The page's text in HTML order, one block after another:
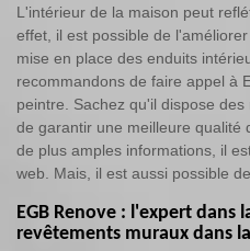
L'intérieur de la maison peut
effet, il est possible de
mise en place des enduits
recommandons de faire appel à
peintre. Sachez qu'il dispose
de garantir une meilleure qualité
de plus amples informations, il
web. Mais, il est aussi possible
EGB Renove : l'expert dans
revêtements muraux dans